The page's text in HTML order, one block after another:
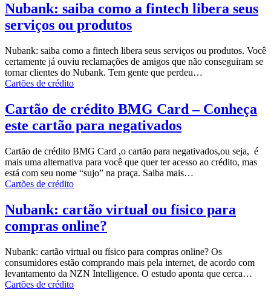
Nubank: saiba como a fintech libera seus
serviços ou produtos
Nubank: saiba como a fintech libera seus serviços ou produtos. Você
certamente já ouviu reclamações de amigos que não conseguiram se
tornar clientes do Nubank. Tem gente que perdeu…
Cartões de crédito
Cartão de crédito BMG Card – Conheça
este cartão para negativados
Cartão de crédito BMG Card ,o cartão para negativados,ou seja, é
mais uma alternativa para você que quer ter acesso ao crédito, mas
está com seu nome “sujo” na praça. Saiba mais…
Cartões de crédito
Nubank: cartão virtual ou físico para
compras online?
Nubank: cartão virtual ou físico para compras online? Os
consumidores estão comprando mais pela internet, de acordo com
levantamento da NZN Intelligence. O estudo aponta que cerca…
Cartões de crédito